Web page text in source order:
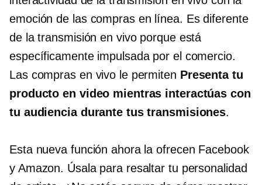
emoción de las compras en línea. Es diferente
de la transmisión en vivo porque está
específicamente impulsada por el comercio.
Las compras en vivo le permiten Presenta tu
producto en video mientras interactúas con
tu audiencia durante tus transmisiones.
Esta nueva función ahora la ofrecen Facebook
y Amazon. Úsala para resaltar tu personalidad